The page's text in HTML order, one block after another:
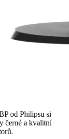
od Philipsu si
černé a kvalitní